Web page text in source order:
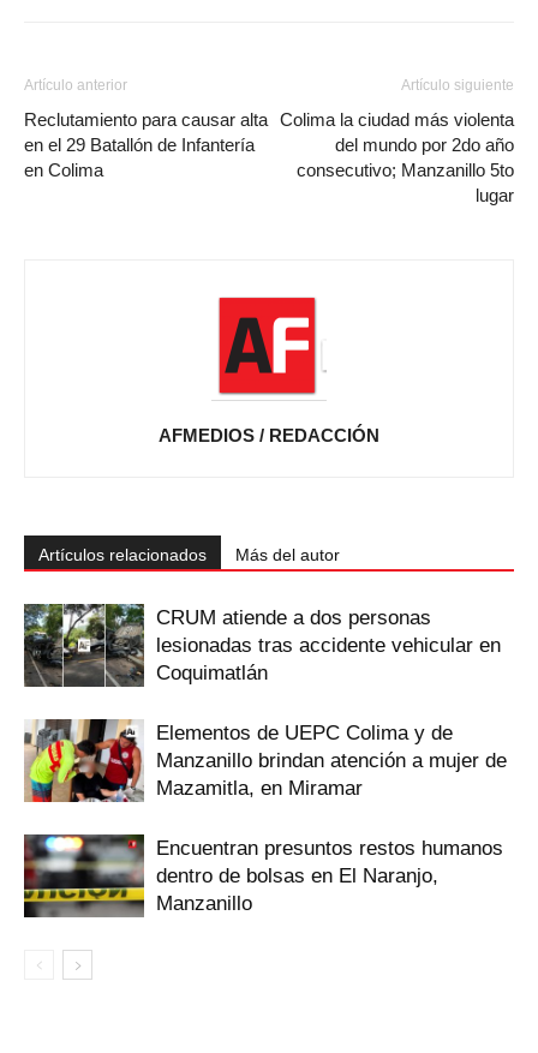
Artículo anterior
Reclutamiento para causar alta
en el 29 Batallón de Infantería
en Colima
Artículo siguiente
Colima la ciudad más violenta
del mundo por 2do año
consecutivo; Manzanillo 5to
lugar
AFMEDIOS / REDACCIÓN
Artículos relacionados Más del autor
CRUM atiende a dos personas
lesionadas tras accidente vehicular en
Coquimatlán
Elementos de UEPC Colima y de
Manzanillo brindan atención a mujer de
Mazamitla, en Miramar
Encuentran presuntos restos humanos
dentro de bolsas en El Naranjo,
Manzanillo